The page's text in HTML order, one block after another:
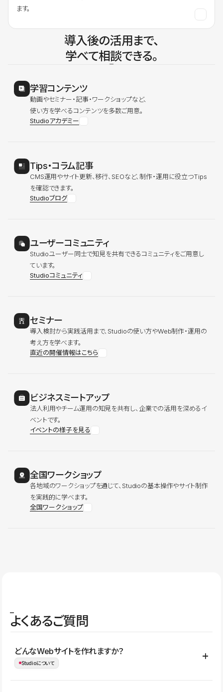
ます。
導入後の活用まで、
学べて相談できる。
学習コンテンツ
動画やセミナー・記事・ワークショップなど、
使い方を学べるコンテンツを多数ご用意。
Studioアカデミー
Tips・コラム記事
CMS運用やサイト更新、移行、SEOなど、制作・運用に役立つTips
を確認できます。
Studioブログ
ユーザーコミュニティ
Studioユーザー同士で知見を共有できるコミュニティをご用意し
ています。
Studioコミュニティ
セミナー
導入検討から実践活用まで、Studioの使い方やWeb制作・運用の
考え方を学べます。
直近の開催情報はこちら
ビジネスミートアップ
法人利用やチーム運用の知見を共有し、企業での活用を深めるイ
ベントです。
イベントの様子を見る
全国ワークショップ
各地域のワークショップを通じて、Studioの基本操作やサイト制作
を実践的に学べます。
全国ワークショップ
よくあるご質問
どんなWebサイトを作れますか？
Studioについて